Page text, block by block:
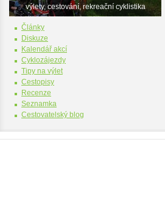
výlety, cestování, rekreační cyklistika
Články
Diskuze
Kalendář akcí
Cyklozájezdy
Tipy na výlet
Cestopisy
Recenze
Seznamka
Cestovatelský blog